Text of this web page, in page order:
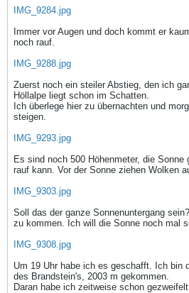
IMG_9284.jpg
Immer vor Augen und doch kommt er
noch rauf.
IMG_9288.jpg
Zuerst noch ein steiler Abstieg, den ich
Höllalpe liegt schon im Schatten.
Ich überlege hier zu übernachten und
steigen.
IMG_9293.jpg
Es sind noch 500 Höhenmeter, die
rauf kann. Vor der Sonne ziehen Wolken
IMG_9303.jpg
Soll das der ganze Sonnenuntergang
zu kommen. Ich will die Sonne noch mal
IMG_9308.jpg
Um 19 Uhr habe ich es geschafft. Ich bin
des Brandstein's, 2003 m gekommen.
Daran habe ich zeitweise schon